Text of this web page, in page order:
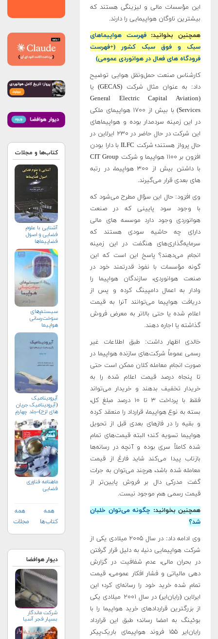
این مؤسسات مالی و لیزینگی هستند که‌
بیشترین ناوگان هواپیمایی ‌را دارند.
همچنین بخوانید:فهرست هواپیماهای
سبک و فوق سبک کشور (+فهرست
فرودگاه های فعال در هوانوردی عمومی)
کارشناس صنعت حمل‌‌و‌نقل هوایی توضیح
داد: به عنوان مثال شرکت (‌GECAS) یا
(General Electric Capital Aviation
Services) با بیش از ۱۷۰۰ هواپیمای ملکی
در این زمینه سردمدار بوده و هواپیماهای
این شرکت در حال حاضر در ۲۳۰ ایرلاین در
حال پرواز هستند؛ شرکت‌ ILFC با دارا بودن
افزون بر ۱۱۰۰ هواپیما و ‌شرکت CIT Group
با داشتن بیش از ۳۰۰ هواپیما، در رتبه
های بعدی قرار می‌گیرند.
وی افزود: حال این سؤال مطرح می‌شود که
با وجود سود پایینی که در صنعت
هوانوردی وجود دارد‌ موسسه های مالی
دارای چه حاشیه سودی هستند که
سرمایه‌گذاری‌های هنگفت در این زمینه
انجام می‌دهند؟ پاسخ این است که این
گونه مؤسسات با‌ نفوذ قدرتمند خود در
صنعت هوانوردی، سازندگان هواپیما را
وادار به اعمال دامپینگ کرده و پس از
دریافت هواپیما می‌توانند آنرا به قیمت
اعلام شده یا حتی بالاتر به معرض فروش
گذاشته یا اجاره دهند.
خالدی اظهار داشت: طبق اطلاعات‌ غیر
رسمی‌ عموماً شرکت‌های سازنده هواپیما در
صورت انجام معامله کلان ممکن است حتی
تا پنجاه درصد قیمت اعلام شده را به
خریدار تخفیف بدهند و خریدار می‌تواند
فقط با پرداخت ۳ تا ۱۰ درصد مبلغ کل،
بسته به نوع هواپیما، قرارداد را منعقد کرده
و بقیه را در فازهای بعدی قبل از تحویل
هواپیما تسویه کند؛ البته قیمت‌های تمام
شده کاملاً سری بوده و آنچه در رسانه‌ها
بازتاب پیدا می‌کند شاید فارغ از قیمت
معامله شده باشد، هرچند می‌توان به جرات
گفت مدرکی دال بر فروش پایین‌تر از
قیمت رسمی هم موجود نیست.
همچنین بخوانید: چگونه می‌توان خلبان
شد؟
وی ادامه داد: در سال ۲۰۰۵ میلادی یکی از
شرکت هواپیمایی دنیا، به دلیل قرار گرفتن
در بحران مالی‌، عدم شفافیت در گزارش
دهی مالیاتی و فشار افکار عمومی، قیمت
تمام شده خرید خود را رسانه‌ای کرد؛ این
ایرلاین (رایان‌ایر) در سال ۲۰۰۱ میلادی یکی
از بزرگترین قراردادهای خرید هواپیما را با
بوئینگ به امضا رساند؛ طبق این قرارداد
رایان‌ایر ۱۵۵ فروند هواپیمای باریک‌پیکر
کتاب‌ها و مجلات
آشنایی با علوم
فضایی و اصول
فضاپیماها
سیستم‌های
سوخت‌رسانی
هواپیما
آیرودینامیک
(آیرودینامیک جریان
های لزج)-جلد چهارم
ماهنامه فناوری
فضایی
همه
کتاب‌ها
همه
مجلات
دیوار هوافضا
شرکت ماندگار
بسپار فجر آسیا